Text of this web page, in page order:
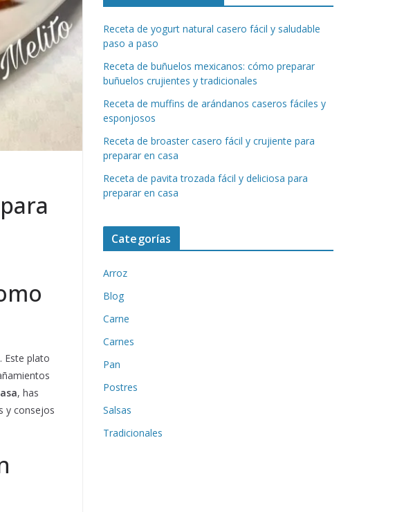
. Este plato
, has
y consejos
Receta de yogurt natural casero fácil y saludable
paso a paso
Receta de buñuelos mexicanos: cómo preparar
buñuelos crujientes y tradicionales
Receta de muffins de arándanos caseros fáciles y
esponjosos
Receta de broaster casero fácil y crujiente para
preparar en casa
Receta de pavita trozada fácil y deliciosa para
preparar en casa
Categorías
Arroz
Blog
Carne
Carnes
Pan
Postres
Salsas
Tradicionales